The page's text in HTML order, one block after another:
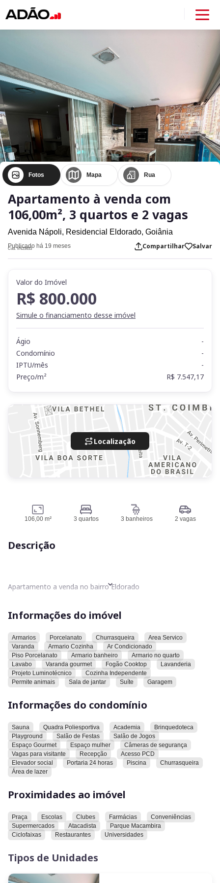
Fotos Mapa Rua
Apartamento à venda com
106,00m², 3 quartos e 2 vagas
Avenida Nápoli, Residencial Eldorado, Goiânia
Publicado há 19 meses
Cod. VN25653 Compartilhar Salvar
Valor do Imóvel
R$ 800.000
Simule o financiamento desse imóvel
Ágio
-
Condomínio
-
IPTU/mês
-
Preço/m²
R$ 7.547,17
Localização
106,00 m² 3 quartos 3 banheiros 2 vagas
Descrição
Apartamento a venda no bairro Eldorado
Nascente
106M2
Sala com 3 ambientes : jantar, estar e Tv
Cozinha separada rica em armários
Área de serviço separada
Dispensa
Varanda gourmet com churrasqueira a carvão
Cortina de vidro
4 ar condicionados
Projeto iluminação
2 vagas individuais descoberta
Informações do imóvel
Armarios Porcelanato Churrasqueira
Area Servico
Varanda
Armario Cozinha
Ar Condicionado
Piso Porcelanato
Armario banheiro
Armario no quarto
Lavabo
Varanda gourmet Fogão Cooktop
Lavanderia
Projeto Luminotécnico
Cozinha Independente
Permite animais
Sala de jantar Suíte Garagem
Informações do condomínio
Sauna Quadra Poliesportiva Academia
Brinquedoteca
Playground
Salão de Festas
Salão de Jogos
Espaço Gourmet
Espaço mulher
Câmeras de segurança
Vagas para visitante
Recepção
Acesso PCD
Elevador social
Portaria 24 horas Piscina
Churrasqueira
Área de lazer
Proximidades ao imóvel
Praça Escolas Clubes Farmácias
Conveniências
Supermercados
Atacadista
Parque Macambira
Ciclofaixas
Restaurantes Universidades
Tipos de Unidades